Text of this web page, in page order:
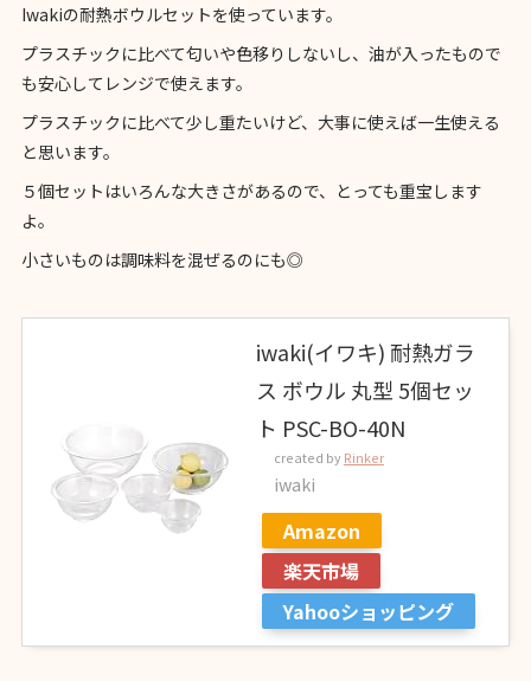
Iwakiの耐熱ボウルセットを使っています。
プラスチックに比べて匂いや色移りしないし、油が入ったもので
も安心してレンジで使えます。
プラスチックに比べて少し重たいけど、大事に使えば一生使える
と思います。
５個セットはいろんな大きさがあるので、とっても重宝します
よ。
小さいものは調味料を混ぜるのにも◎
iwaki(イワキ) 耐熱ガラ
ス ボウル 丸型 5個セッ
ト PSC-BO-40N
created by Rinker
iwaki
Amazon
楽天市場
Yahooショッピング